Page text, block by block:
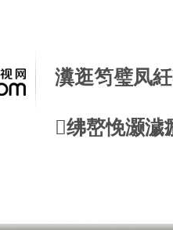
瀵逛笉璧凤
绋嶅悗灏